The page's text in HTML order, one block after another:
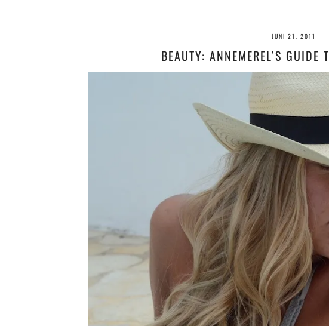
JUNI 21, 2011
BEAUTY: ANNEMEREL’S GUIDE